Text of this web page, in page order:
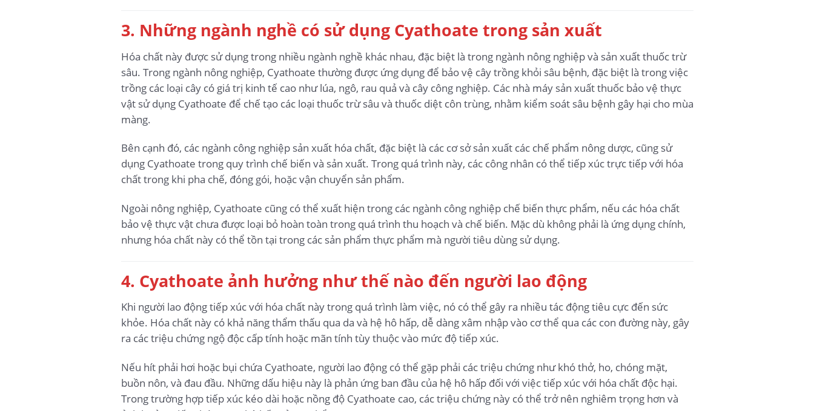
3. Những ngành nghề có sử dụng Cyathoate trong sản xuất
Hóa chất này được sử dụng trong nhiều ngành nghề khác nhau, đặc biệt là trong ngành nông nghiệp và sản xuất thuốc trừ
sâu. Trong ngành nông nghiệp, Cyathoate thường được ứng dụng để bảo vệ cây trồng khỏi sâu bệnh, đặc biệt là trong việc
trồng các loại cây có giá trị kinh tế cao như lúa, ngô, rau quả và cây công nghiệp. Các nhà máy sản xuất thuốc bảo vệ thực
vật sử dụng Cyathoate để chế tạo các loại thuốc trừ sâu và thuốc diệt côn trùng, nhằm kiểm soát sâu bệnh gây hại cho mùa
màng.
Bên cạnh đó, các ngành công nghiệp sản xuất hóa chất, đặc biệt là các cơ sở sản xuất các chế phẩm nông dược, cũng sử
dụng Cyathoate trong quy trình chế biến và sản xuất. Trong quá trình này, các công nhân có thể tiếp xúc trực tiếp với hóa
chất trong khi pha chế, đóng gói, hoặc vận chuyển sản phẩm.
Ngoài nông nghiệp, Cyathoate cũng có thể xuất hiện trong các ngành công nghiệp chế biến thực phẩm, nếu các hóa chất
bảo vệ thực vật chưa được loại bỏ hoàn toàn trong quá trình thu hoạch và chế biến. Mặc dù không phải là ứng dụng chính,
nhưng hóa chất này có thể tồn tại trong các sản phẩm thực phẩm mà người tiêu dùng sử dụng.
4. Cyathoate ảnh hưởng như thế nào đến người lao động
Khi người lao động tiếp xúc với hóa chất này trong quá trình làm việc, nó có thể gây ra nhiều tác động tiêu cực đến sức
khỏe. Hóa chất này có khả năng thẩm thấu qua da và hệ hô hấp, dễ dàng xâm nhập vào cơ thể qua các con đường này, gây
ra các triệu chứng ngộ độc cấp tính hoặc mãn tính tùy thuộc vào mức độ tiếp xúc.
Nếu hít phải hơi hoặc bụi chứa Cyathoate, người lao động có thể gặp phải các triệu chứng như khó thở, ho, chóng mặt,
buồn nôn, và đau đầu. Những dấu hiệu này là phản ứng ban đầu của hệ hô hấp đối với việc tiếp xúc với hóa chất độc hại.
Trong trường hợp tiếp xúc kéo dài hoặc nồng độ Cyathoate cao, các triệu chứng này có thể trở nên nghiêm trọng hơn và